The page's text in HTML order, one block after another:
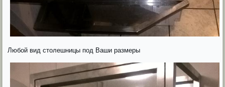
Любой вид столешницы под Ваши размеры